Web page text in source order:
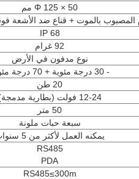
Φ 125 × 50 مم
المصبوب بالموت + قناع ضد الأشعة
IP 68
92 غرام
نوع مدفون في الأرض
- 30 درجة مئوية + 70 درجة مئوية
20 طن
12-24 فولت (بطارية مدمجة)
50 متر
سبعة حبات ملونة
يمكنه العمل لأكثر من 5 سنوات
RS485
PDA
RS485≤300m